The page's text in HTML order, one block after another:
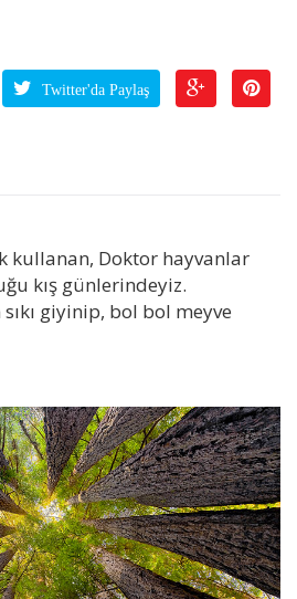
Twitter'da Paylaş
kullanan, Doktor hayvanlar
kış günlerindeyiz.
giyinip, bol bol meyve